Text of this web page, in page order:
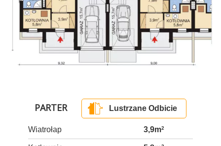
PARTER Lustrzane Odbicie
Wiatrołap 3,9m2